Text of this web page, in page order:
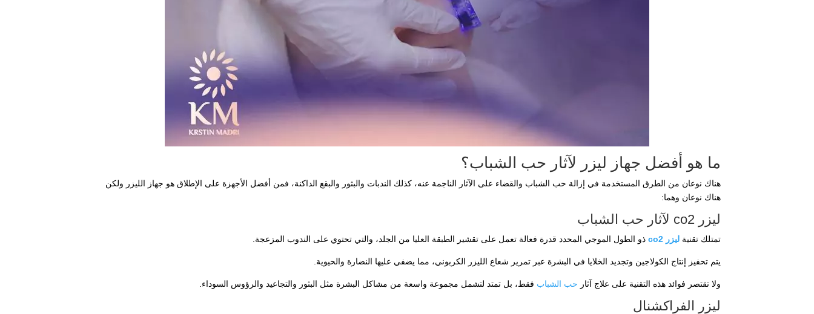
ما هو أفضل جهاز ليزر لآثار حب الشباب؟
هناك نوعان من الطرق المستخدمة في إزالة حب الشباب والقضاء على الآثار الناجمة عنه، كذلك الندبات والبثور والبقع الداكنة، فمن أفضل الأجهزة على الإطلاق هو جهاز الليزر ولكن
هناك نوعان وهما:
ليزر co2 لآثار حب الشباب
تمتلك تقنيةليزر co2 ذو الطول الموجي المحدد قدرة فعالة تعمل على تقشير الطبقة العليا من الجلد، والتي تحتوي على الندوب المزعجة.
يتم تحفيز إنتاج الكولاجين وتجديد الخلايا في البشرة عبر تمرير شعاع الليزر الكربوني، مما يضفي عليها النضارة والحيوية.
ولا تقتصر فوائد هذه التقنية على علاج آثار حب الشباب فقط، بل تمتد لتشمل مجموعة واسعة من مشاكل البشرة مثل البثور والتجاعيد والرؤوس السوداء.
ليزر الفراكشنال